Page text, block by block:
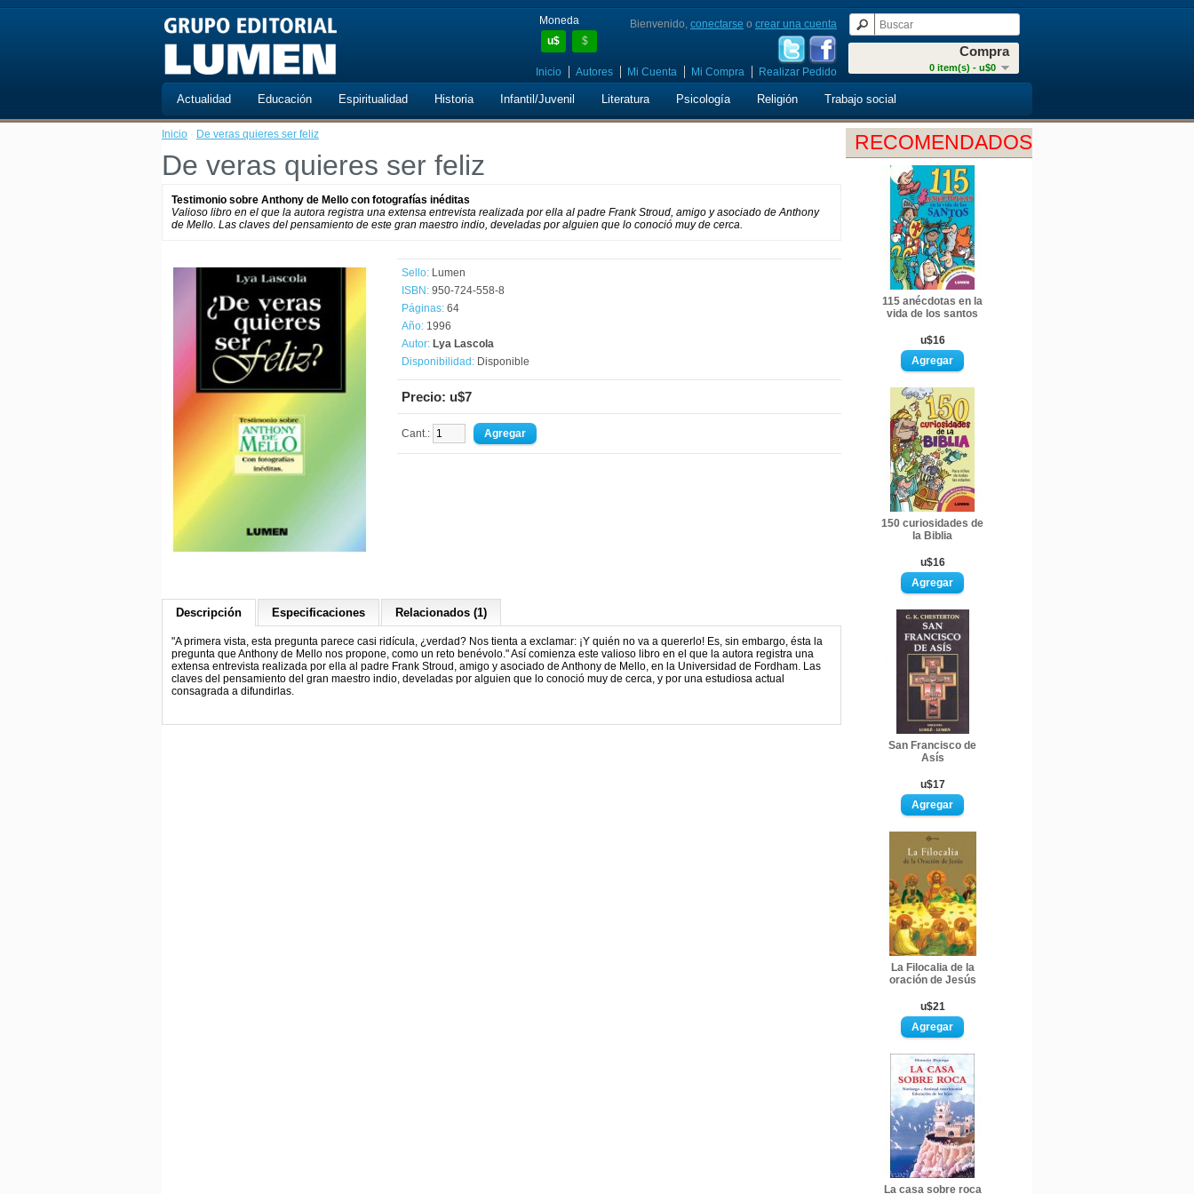
Moneda
u$
$
Compra
0 item(s) - u$0
Bienvenido, conectarse o crear una cuenta
Inicio Autores Mi Cuenta Mi Compra Realizar Pedido
Actualidad Educación Espiritualidad Historia Infantil/Juvenil Literatura Psicología Religión Trabajo social
RECOMENDADOS
115 anécdotas en la
vida de los santos
u$16
150 curiosidades de
la Biblia
u$16
San Francisco de
Asís
u$17
La Filocalia de la
oración de Jesús
u$21
La casa sobre roca
Inicio · De veras quieres ser feliz
De veras quieres ser feliz
Testimonio sobre Anthony de Mello con fotografías inéditas
Valioso libro en el que la autora registra una extensa entrevista realizada por ella al padre Frank Stroud, amigo y asociado de Anthony
de Mello. Las claves del pensamiento de este gran maestro indio, develadas por alguien que lo conoció muy de cerca.
Sello: Lumen
ISBN: 950-724-558-8
Páginas: 64
Año: 1996
Autor: Lya Lascola
Disponibilidad: Disponible
Precio: u$7
Cant.:
Descripción Especificaciones Relacionados (1)
"A primera vista, esta pregunta parece casi ridícula, ¿verdad? Nos tienta a exclamar: ¡Y quién no va a quererlo! Es, sin embargo, ésta la
pregunta que Anthony de Mello nos propone, como un reto benévolo." Así comienza este valioso libro en el que la autora registra una
extensa entrevista realizada por ella al padre Frank Stroud, amigo y asociado de Anthony de Mello, en la Universidad de Fordham. Las
claves del pensamiento del gran maestro indio, develadas por alguien que lo conoció muy de cerca, y por una estudiosa actual
consagrada a difundirlas.